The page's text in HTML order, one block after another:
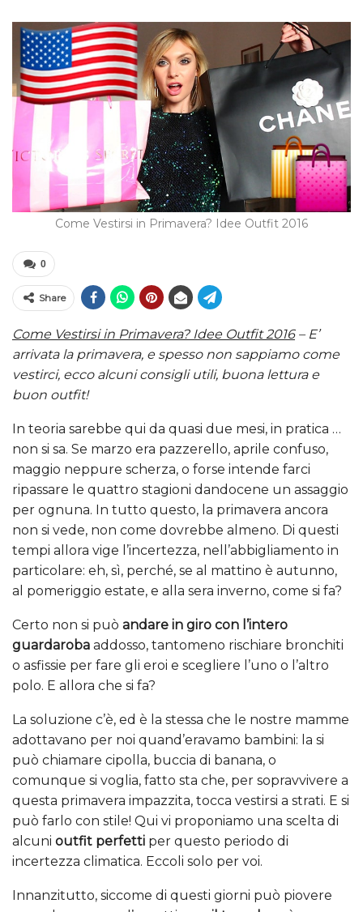
Come Vestirsi in Primavera? Idee Outfit 2016
0
Share
Come Vestirsi in Primavera? Idee Outfit 2016– E’
arrivata la primavera, e spesso non sappiamo come
vestirci, ecco alcuni consigli utili, buona lettura e
buon outfit!
In teoria sarebbe qui da quasi due mesi, in pratica …
non si sa. Se marzo era pazzerello, aprile confuso,
maggio neppure scherza, o forse intende farci
ripassare le quattro stagioni dandocene un assaggio
per ognuna. In tutto questo, la primavera ancora
non si vede, non come dovrebbe almeno. Di questi
tempi allora vige l’incertezza, nell’abbigliamento in
particolare: eh, sì, perché, se al mattino è autunno,
al pomeriggio estate, e alla sera inverno, come si fa?
Certo non si può andare in giro con l’intero
guardaroba addosso, tantomeno rischiare bronchiti
o asfissie per fare gli eroi e scegliere l’uno o l’altro
polo. E allora che si fa?
La soluzione c’è, ed è la stessa che le nostre mamme
adottavano per noi quand’eravamo bambini: la si
può chiamare cipolla, buccia di banana, o
comunque si voglia, fatto sta che, per sopravvivere a
questa primavera impazzita, tocca vestirsi a strati. E si
può farlo con stile! Qui vi proponiamo una scelta di
alcuni outfit perfetti per questo periodo di
incertezza climatica. Eccoli solo per voi.
Innanzitutto, siccome di questi giorni può piovere